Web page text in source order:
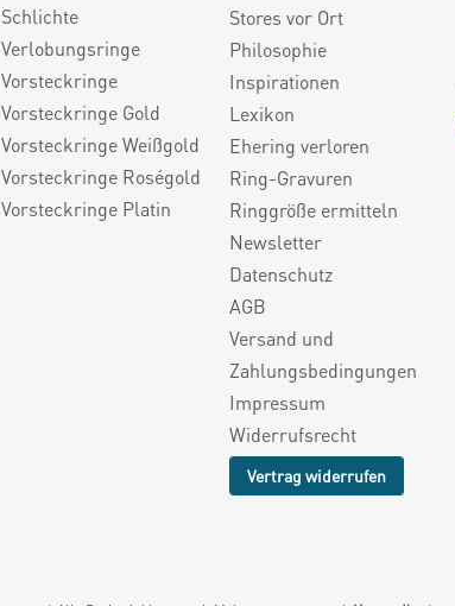
Schlichte
Verlobungsringe
Vorsteckringe
Vorsteckringe Gold
Vorsteckringe Weißgold
Vorsteckringe Roségold
Vorsteckringe Platin
Stores vor Ort
Philosophie
Inspirationen
Lexikon
Ehering verloren
Ring-Gravuren
Ringgröße ermitteln
Newsletter
Datenschutz
AGB
Versand und
Zahlungsbedingungen
Impressum
Widerrufsrecht
Vertrag widerrufen